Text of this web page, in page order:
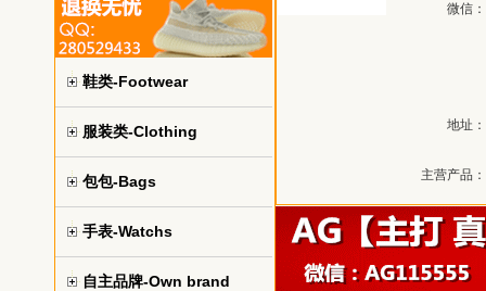
鞋类-Footwear
服装类-Clothing
包包-Bags
手表-Watchs
自主品牌-Own brand
微信：
地址：
主营产品：